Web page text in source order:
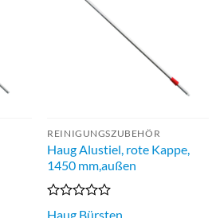
REINIGUNGSZUBEHÖR
Haug Alustiel, rote Kappe,
1450 mm,außen
Bewertet
Haug Bürsten